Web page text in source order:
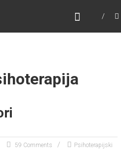
59 Comments Psihoterapijski